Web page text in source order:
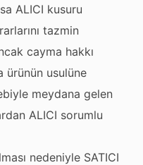
ALICI kusuru
tazmin
cayma hakkı
ürünün usulüne
meydana gelen
ALICI sorumlu
nedeniyle SATICI